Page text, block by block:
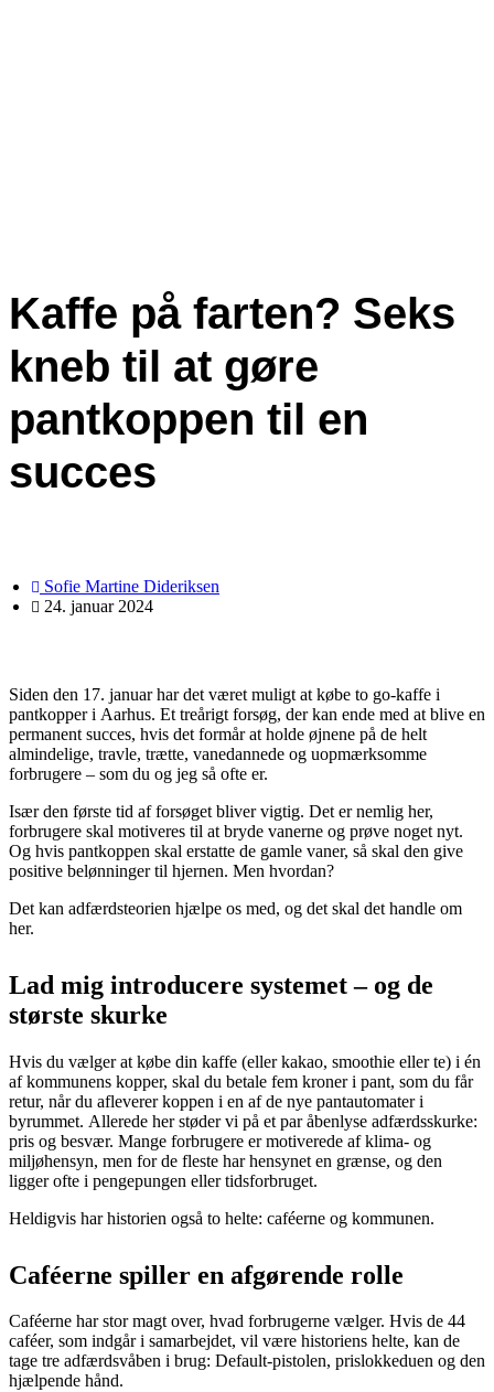
Kaffe på farten? Seks
kneb til at gøre
pantkoppen til en
succes
Sofie Martine Dideriksen
24. januar 2024
Siden den 17. januar har det været muligt at købe to go-kaffe i
pantkopper i Aarhus. Et treårigt forsøg, der kan ende med at blive en
permanent succes, hvis det formår at holde øjnene på de helt
almindelige, travle, trætte, vanedannede og uopmærksomme
forbrugere – som du og jeg så ofte er.
Især den første tid af forsøget bliver vigtig. Det er nemlig her,
forbrugere skal motiveres til at bryde vanerne og prøve noget nyt.
Og hvis pantkoppen skal erstatte de gamle vaner, så skal den give
positive belønninger til hjernen. Men hvordan?
Det kan adfærdsteorien hjælpe os med, og det skal det handle om
her.
Lad mig introducere systemet – og de
største skurke
Hvis du vælger at købe din kaffe (eller kakao, smoothie eller te) i én
af kommunens kopper, skal du betale fem kroner i pant, som du får
retur, når du afleverer koppen i en af de nye pantautomater i
byrummet. Allerede her støder vi på et par åbenlyse adfærdsskurke:
pris og besvær. Mange forbrugere er motiverede af klima- og
miljøhensyn, men for de fleste har hensynet en grænse, og den
ligger ofte i pengepungen eller tidsforbruget.
Heldigvis har historien også to helte: caféerne og kommunen.
Caféerne spiller en afgørende rolle
Caféerne har stor magt over, hvad forbrugerne vælger. Hvis de 44
caféer, som indgår i samarbejdet, vil være historiens helte, kan de
tage tre adfærdsvåben i brug: Default-pistolen, prislokkeduen og den
hjælpende hånd.